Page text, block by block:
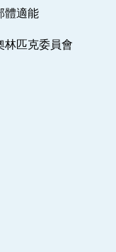
體適能
林匹克委員會